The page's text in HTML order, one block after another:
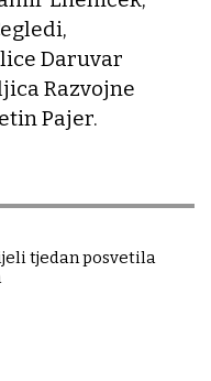
tjedan posvetila
Daruvar
Razvojne
Pajer.